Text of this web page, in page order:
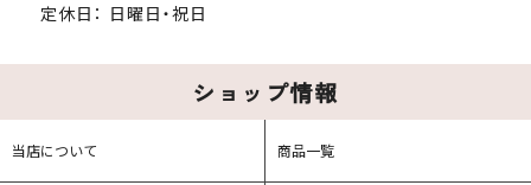
定休日： 日曜日・祝日
ショップ情報
当店について 商品一覧